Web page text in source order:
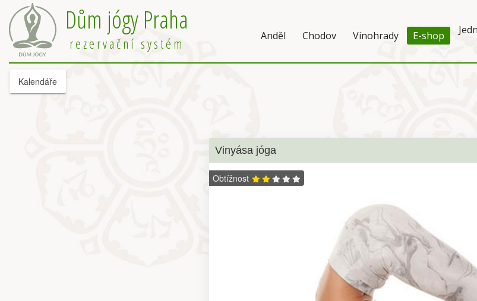
Dům jógy Praha
rezervační systém Anděl Chodov Vinohrady E-shop
Kalendáře
Vinyása jóga
Obtížnost